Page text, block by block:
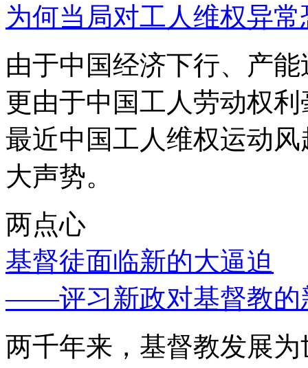
为何当局对工人维权异
由于中国经济下行、产
更由于中国工人劳动权
最近中国工人维权运动
大声势。
两点心
基督徒面临新的大逼迫
——评习新政对基督教的
两千年来，基督教发展